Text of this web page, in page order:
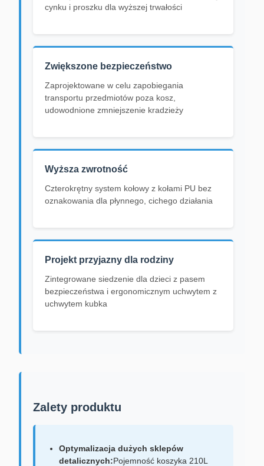
cynku i proszku dla wyższej trwałości
Zwiększone bezpieczeństwo
Zaprojektowane w celu zapobiegania
transportu przedmiotów poza kosz,
udowodnione zmniejszenie kradzieży
Wyższa zwrotność
Czterokrętny system kołowy z kołami PU bez
oznakowania dla płynnego, cichego działania
Projekt przyjazny dla rodziny
Zintegrowane siedzenie dla dzieci z pasem
bezpieczeństwa i ergonomicznym uchwytem z
uchwytem kubka
Zalety produktu
Optymalizacja dużych sklepów
detalicznych:Pojemność koszyka 210L